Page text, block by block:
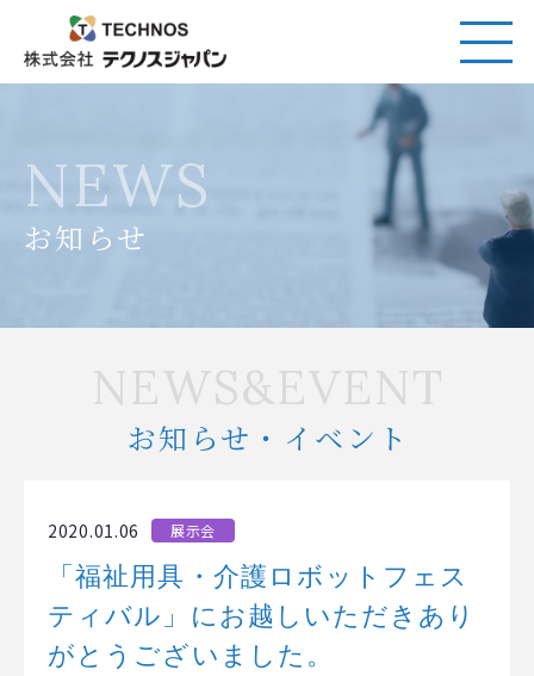
NEWS
お知らせ
NEWS&EVENT
お知らせ・イベント
2020.01.06 展示会
「福祉用具・介護ロボットフェス
ティバル」にお越しいただきあり
がとうございました。